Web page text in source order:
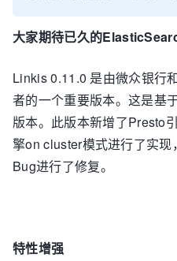
大家期待已久的
Linkis 0.11.0 是由微众银行
者的一个重要版本。这是基
版本。此版本新增了Presto
擎on cluster模式进行了实
Bug进行了修复。
特性增强